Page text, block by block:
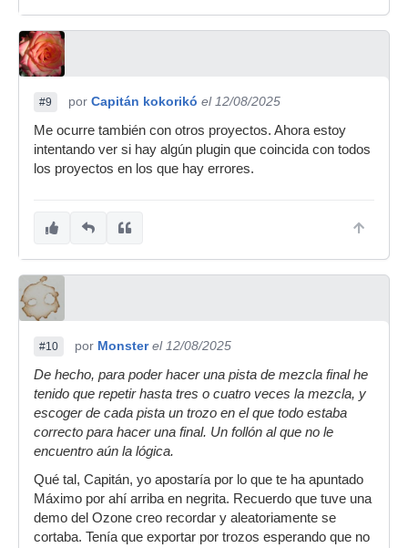
#9 por Capitán kokorikó el 12/08/2025
Me ocurre también con otros proyectos. Ahora estoy
intentando ver si hay algún plugin que coincida con todos
los proyectos en los que hay errores.
#10 por Monster el 12/08/2025
De hecho, para poder hacer una pista de mezcla final he
tenido que repetir hasta tres o cuatro veces la mezcla, y
escoger de cada pista un trozo en el que todo estaba
correcto para hacer una final. Un follón al que no le
encuentro aún la lógica.
Qué tal, Capitán, yo apostaría por lo que te ha apuntado
Máximo por ahí arriba en negrita. Recuerdo que tuve una
demo del Ozone creo recordar y aleatoriamente se
cortaba. Tenía que exportar por trozos esperando que no